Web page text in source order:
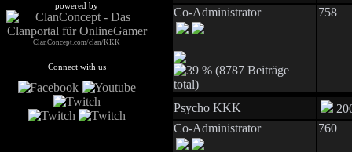
powered by
ClanConcept.com/clan/KKK
Connect with us
Co-Administrator
758
Psycho KKK
Co-Administrator
760